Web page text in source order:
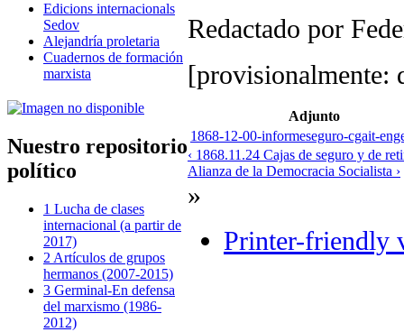
Edicions internacionals
Sedov
Alejandría proletaria
Cuadernos de formación
marxista
Nuestro repositorio
político
1 Lucha de clases
internacional (a partir de
2017)
2 Artículos de grupos
hermanos (2007-2015)
3 Germinal-En defensa
del marxismo (1986-
2012)
Redactado por
[provisionalmente:
Adjunto
1868-12-00-informeseguro-cgait-
‹ 1868.11.24 Cajas de seguro y de
Alianza de la Democracia Socialista ›
»
Printer-friendly